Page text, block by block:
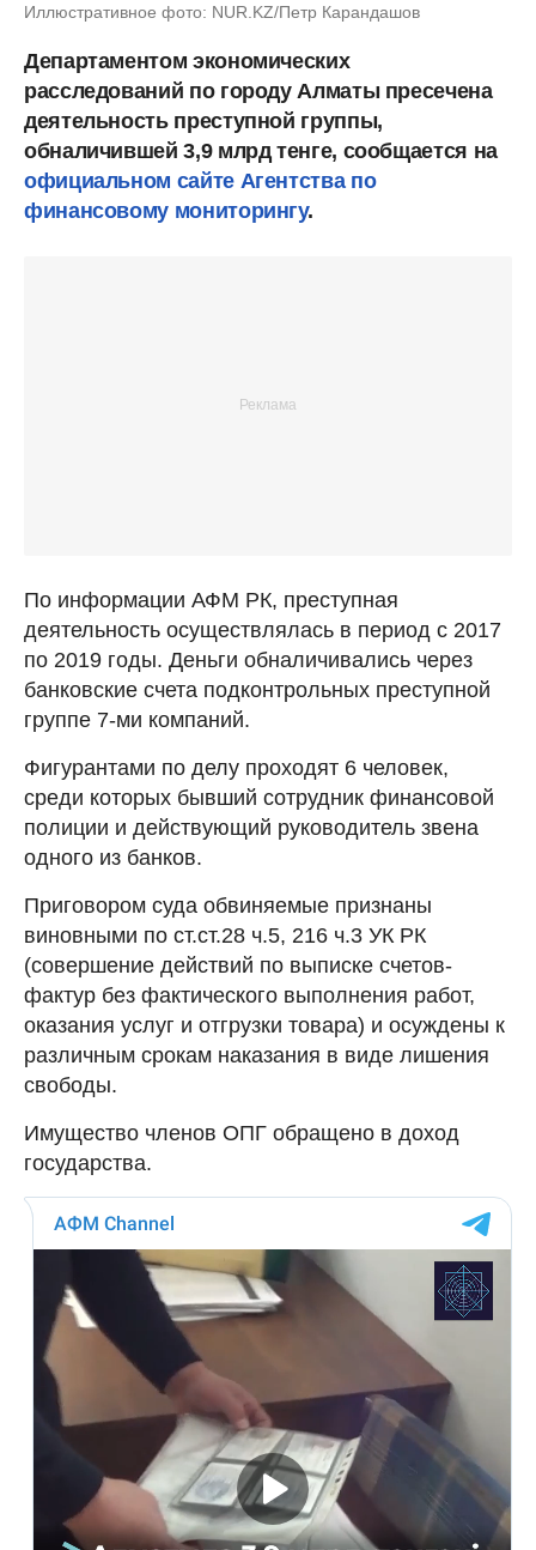
Иллюстративное фото: NUR.KZ/Петр Карандашов
Департаментом экономических
расследований по городу Алматы пресечена
деятельность преступной группы,
обналичившей 3,9 млрд тенге, сообщается на
официальном сайте Агентства по
финансовому мониторингу.
По информации АФМ РК, преступная
деятельность осуществлялась в период с 2017
по 2019 годы. Деньги обналичивались через
банковские счета подконтрольных преступной
группе 7-ми компаний.
Фигурантами по делу проходят 6 человек,
среди которых бывший сотрудник финансовой
полиции и действующий руководитель звена
одного из банков.
Приговором суда обвиняемые признаны
виновными по ст.ст.28 ч.5, 216 ч.3 УК РК
(совершение действий по выписке счетов-
фактур без фактического выполнения работ,
оказания услуг и отгрузки товара) и осуждены к
различным срокам наказания в виде лишения
свободы.
Имущество членов ОПГ обращено в доход
государства.